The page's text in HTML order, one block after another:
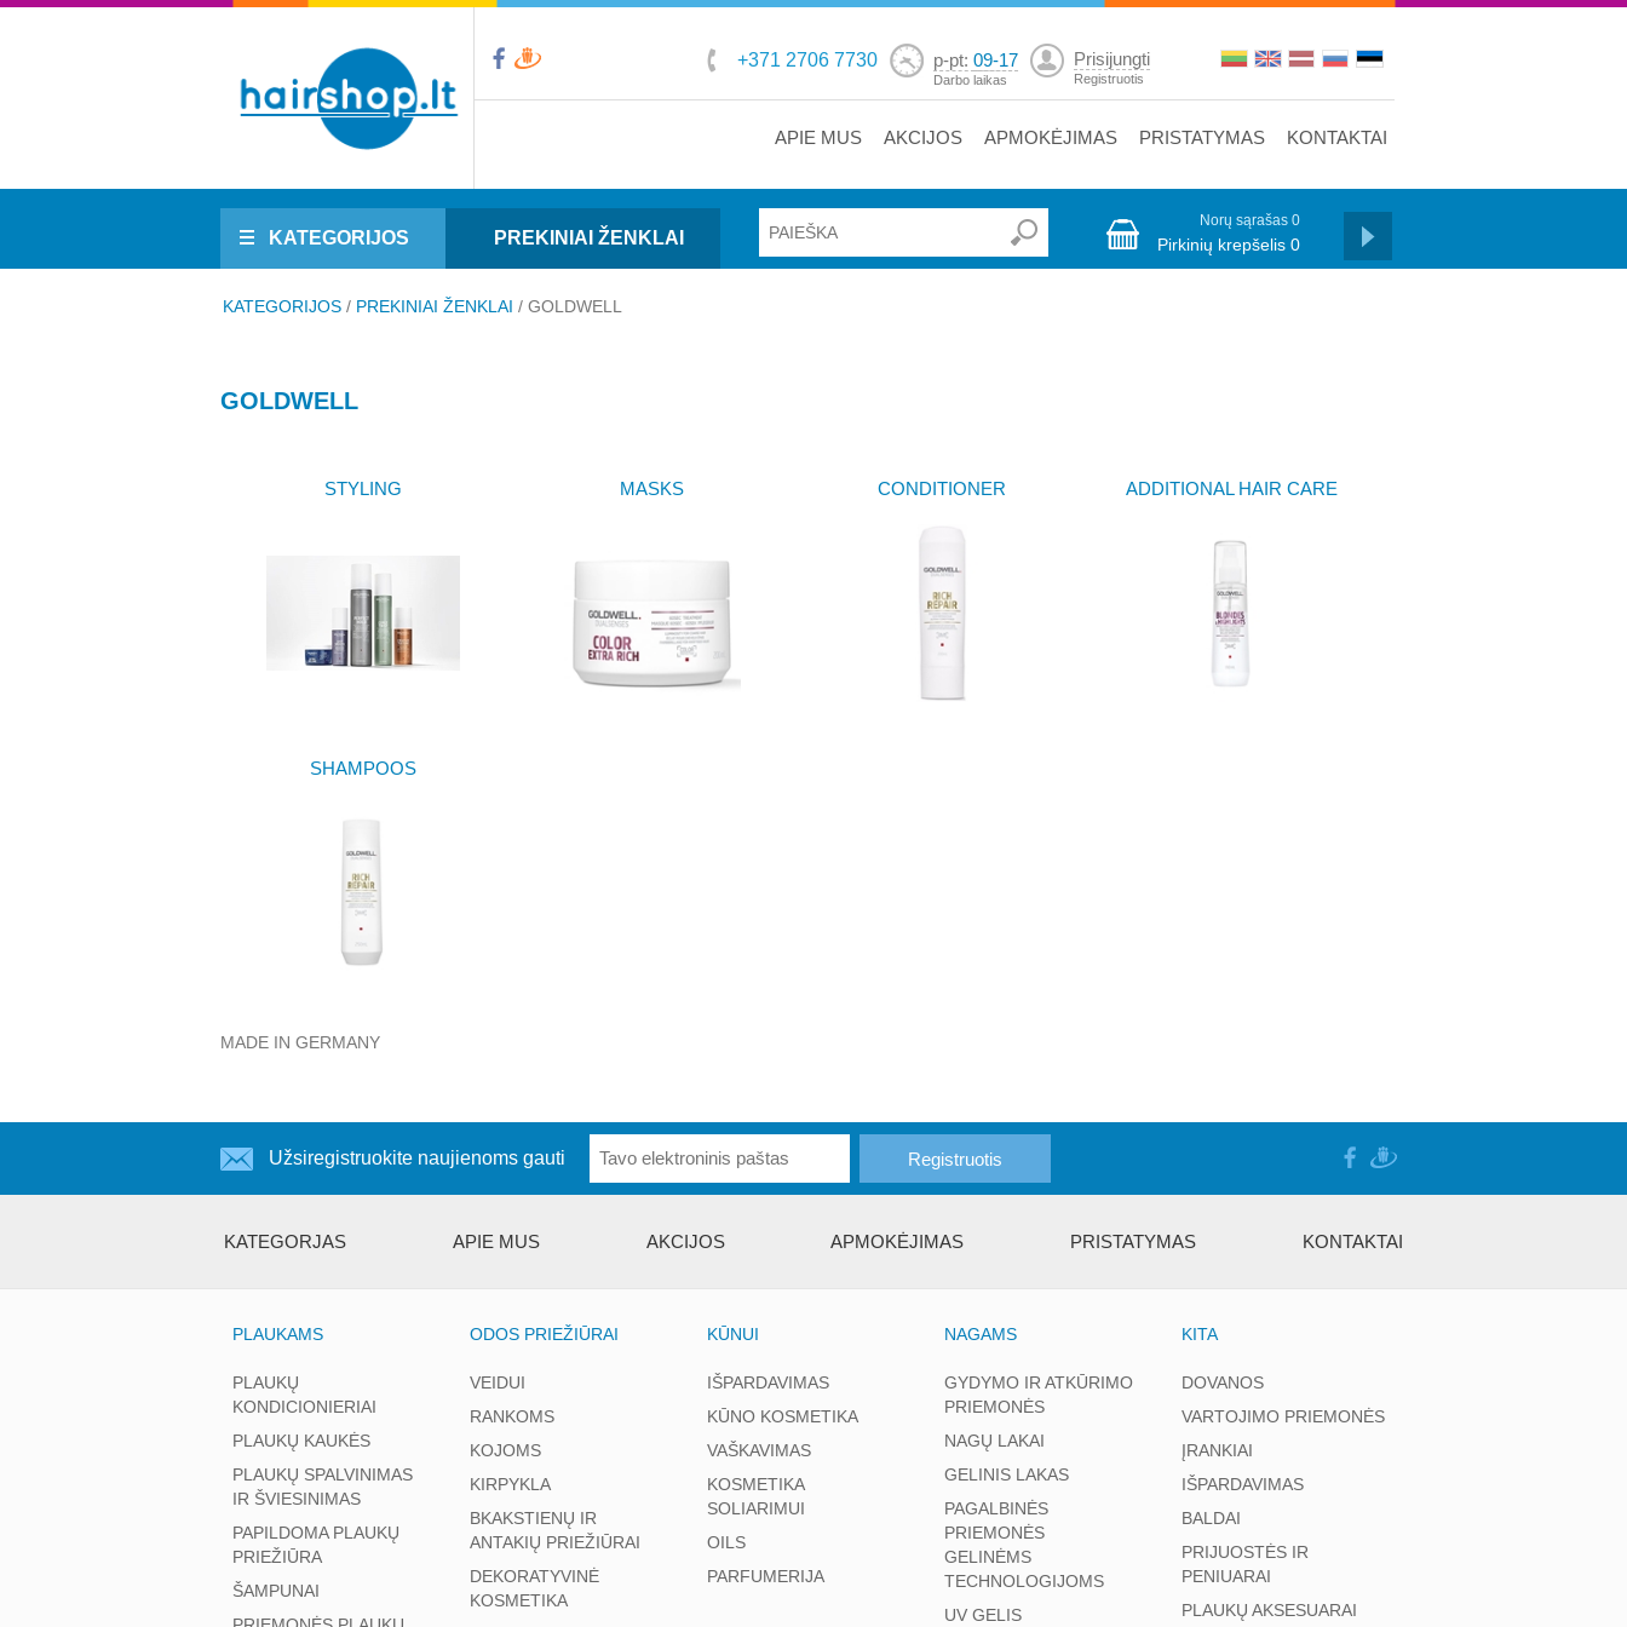
+371 2706 7730 p-pt: 09-17
Darbo laikas
Prisijungti
Registruotis
APIE MUS AKCIJOS APMOKĖJIMAS PRISTATYMAS KONTAKTAI
KATEGORIJOS PREKINIAI ŽENKLAI
Norų sąrašas 0
Pirkinių krepšelis 0
KATEGORIJOS / PREKINIAI ŽENKLAI / GOLDWELL
GOLDWELL
STYLING MASKS CONDITIONER ADDITIONAL HAIR CARE
SHAMPOOS
MADE IN GERMANY
Užsiregistruokite naujienoms gauti
KATEGORJAS APIE MUS AKCIJOS APMOKĖJIMAS PRISTATYMAS KONTAKTAI
PLAUKAMS
PLAUKŲ
KONDICIONIERIAI
PLAUKŲ KAUKĖS
PLAUKŲ SPALVINIMAS
IR ŠVIESINIMAS
PAPILDOMA PLAUKŲ
PRIEŽIŪRA
ŠAMPUNAI
ODOS PRIEŽIŪRAI
VEIDUI
RANKOMS
KOJOMS
KIRPYKLA
BKAKSTIENŲ IR
ANTAKIŲ PRIEŽIŪRAI
DEKORATYVINĖ
KOSMETIKA
KŪNUI
IŠPARDAVIMAS
KŪNO KOSMETIKA
VAŠKAVIMAS
KOSMETIKA
SOLIARIMUI
OILS
PARFUMERIJA
NAGAMS
GYDYMO IR ATKŪRIMO
PRIEMONĖS
NAGŲ LAKAI
GELINIS LAKAS
PAGALBINĖS
PRIEMONĖS
GELINĖMS
TECHNOLOGIJOMS
UV GELIS
KITA
DOVANOS
VARTOJIMO PRIEMONĖS
ĮRANKIAI
IŠPARDAVIMAS
BALDAI
PRIJUOSTĖS IR
PENIUARAI
PLAUKŲ AKSESUARAI